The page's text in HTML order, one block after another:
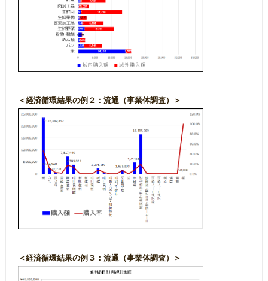
＜経済循環結果の例２：流通（事業体調査）＞
＜経済循環結果の例３：流通（事業体調査）＞